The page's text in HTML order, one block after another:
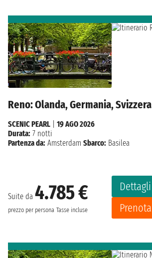
Reno: Olanda, Germania, Svizzera
Suite da 4.785 €
prezzo per persona Tasse incluse
Dettagli
Prenota
SCENIC PEARL
19 AGO 2026
Durata: 7 notti
Partenza da: Amsterdam Sbarco: Basilea